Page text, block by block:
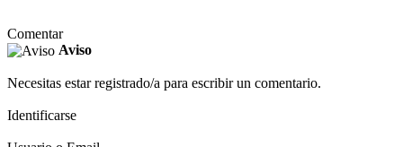
Comentar
Aviso
Necesitas estar registrado/a para escribir un comentario.
Identificarse